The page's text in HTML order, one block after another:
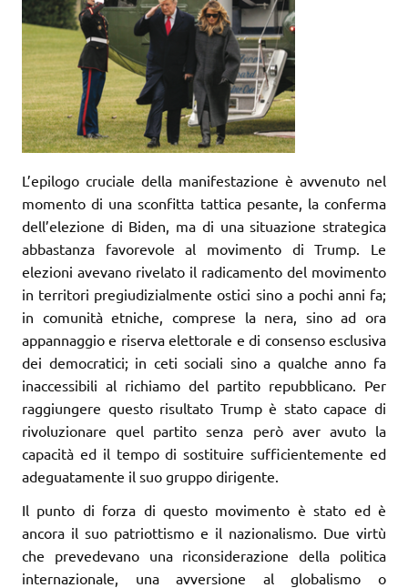
L’epilogo cruciale della manifestazione è avvenuto nel
momento di una sconfitta tattica pesante, la conferma
dell’elezione di Biden, ma di una situazione strategica
abbastanza favorevole al movimento di Trump. Le
elezioni avevano rivelato il radicamento del movimento
in territori pregiudizialmente ostici sino a pochi anni fa;
in comunità etniche, comprese la nera, sino ad ora
appannaggio e riserva elettorale e di consenso esclusiva
dei democratici; in ceti sociali sino a qualche anno fa
inaccessibili al richiamo del partito repubblicano. Per
raggiungere questo risultato Trump è stato capace di
rivoluzionare quel partito senza però aver avuto la
capacità ed il tempo di sostituire sufficientemente ed
adeguatamente il suo gruppo dirigente.
Il punto di forza di questo movimento è stato ed è
ancora il suo patriottismo e il nazionalismo. Due virtù
che prevedevano una riconsiderazione della politica
internazionale, una avversione al globalismo o